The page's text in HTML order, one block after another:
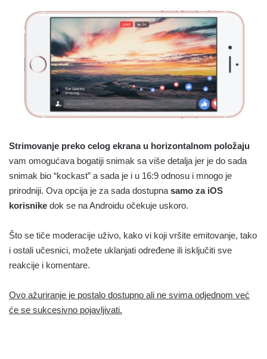
Strimovanje preko celog ekrana u horizontalnom položaju
vam omogućava bogatiji snimak sa više detalja jer je do sada
snimak bio “kockast” a sada je i u 16:9 odnosu i mnogo je
prirodniji. Ova opcija je za sada dostupna samo za iOS
korisnike dok se na Androidu očekuje uskoro.
Što se tiče moderacije uživo, kako vi koji vršite emitovanje, tako
i ostali učesnici, možete uklanjati određene ili isključiti sve
reakcije i komentare.
Ovo ažuriranje je postalo dostupno ali ne svima odjednom već
će se sukcesivno pojavljivati.